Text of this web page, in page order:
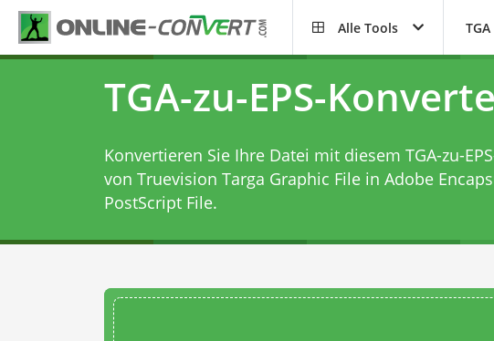
Alle Tools
TGA-zu-EPS-
Konvertieren Sie Ihre Datei mit diesem TGA-zu-
von Truevision Targa Graphic File in Adobe
PostScript File.